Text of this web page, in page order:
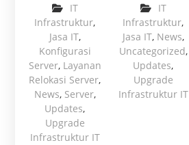
IT
Infrastruktur,
Jasa IT,
Konfigurasi
Server, Layanan
Relokasi Server,
News, Server,
Updates,
Upgrade
Infrastruktur IT
IT
Infrastruktur,
Jasa IT, News,
Uncategorized,
Updates,
Upgrade
Infrastruktur IT